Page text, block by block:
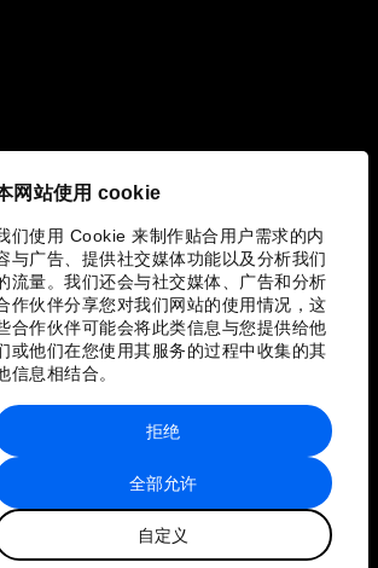
网站使用 cookie
们使用 Cookie 来制作贴合用户需求的内
与广告、提供社交媒体功能以及分析我们
流量。我们还会与社交媒体、广告和分析
作伙伴分享您对我们网站的使用情况，这
合作伙伴可能会将此类信息与您提供给他
或他们在您使用其服务的过程中收集的其
信息相结合。
全部允许
自定义
拒绝
語
站点地图
世界经济论坛